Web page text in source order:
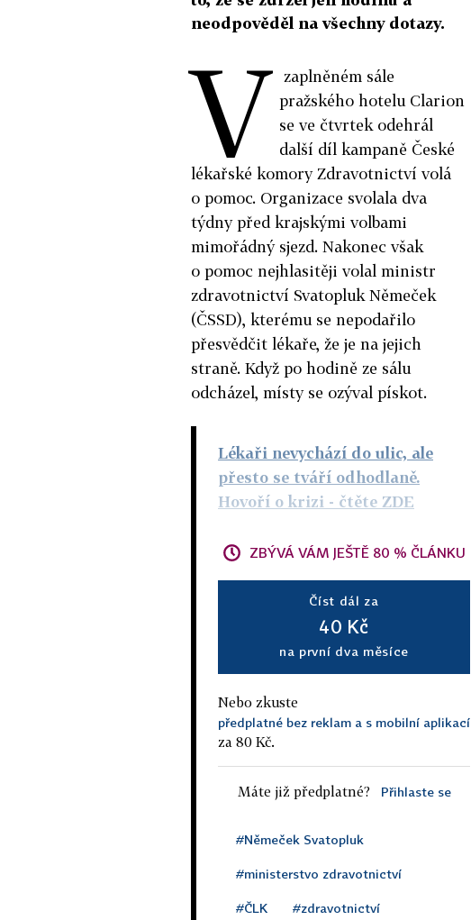
neodpověděl na všechny dotazy.
V
zaplněném sále
pražského hotelu Clarion
se ve čtvrtek odehrál
další díl kampaně České
lékařské komory Zdravotnictví volá
o pomoc. Organizace svolala dva
týdny před krajskými volbami
mimořádný sjezd. Nakonec však
o pomoc nejhlasitěji volal ministr
zdravotnictví Svatopluk Němeček
(ČSSD), kterému se nepodařilo
přesvědčit lékaře, že je na jejich
straně. Když po hodině ze sálu
odcházel, místy se ozýval pískot.
Lékaři nevychází do ulic, ale
přesto se tváří odhodlaně.
Hovoří o krizi - čtěte ZDE
ZBÝVÁ VÁM JEŠTĚ 80 % ČLÁNKU
Číst dál za
40 Kč
na první dva měsíce
Nebo zkuste
předplatné bez reklam a s mobilní aplikací
za 80 Kč.
Máte již předplatné? Přihlaste se
#Němeček Svatopluk
#ministerstvo zdravotnictví
#ČLK #zdravotnictví